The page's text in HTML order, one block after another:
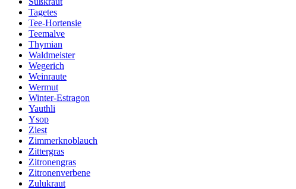
Tagetes
Tee-Hortensie
Teemalve
Thymian
Waldmeister
Wegerich
Weinraute
Wermut
Winter-Estragon
Yauthli
Ysop
Ziest
Zimmerknoblauch
Zittergras
Zitronengras
Zitronenverbene
Zulukraut